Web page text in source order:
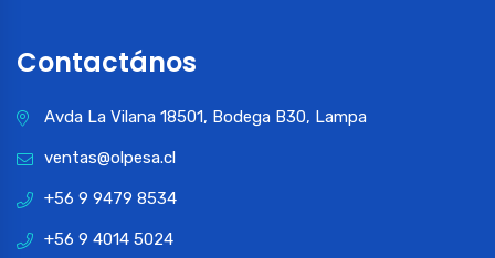
Contactános
Avda La Vilana 18501, Bodega B30, Lampa
ventas@olpesa.cl
+56 9 9479 8534
+56 9 4014 5024